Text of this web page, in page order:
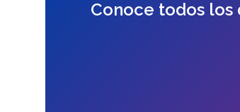
Conoce todos